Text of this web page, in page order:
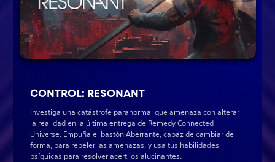
CONTROL: RESONANT
Investiga una catástrofe paranormal que amenaza con alterar
la realidad en la última entrega de Remedy Connected
Universe. Empuña el bastón Aberrante, capaz de cambiar de
forma, para repeler las amenazas, y usa tus habilidades
psíquicas para resolver acertijos alucinantes.